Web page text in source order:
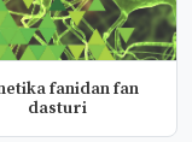
fanidan fan
dasturi